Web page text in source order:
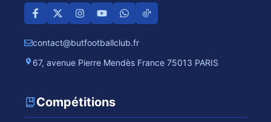
contact@butfootballclub.fr
67, avenue Pierre Mendès France 75013 PARIS
Compétitions